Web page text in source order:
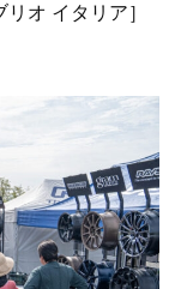
オ イタリア］